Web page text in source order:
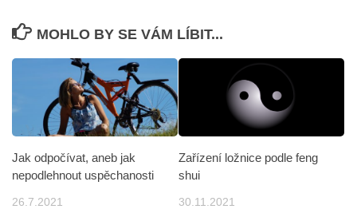
MOHLO BY SE VÁM LÍBIT...
Jak odpočívat, aneb jak
nepodlehnout uspěchanosti
26.7.2021
Zařízení ložnice podle feng
shui
30.11.2021